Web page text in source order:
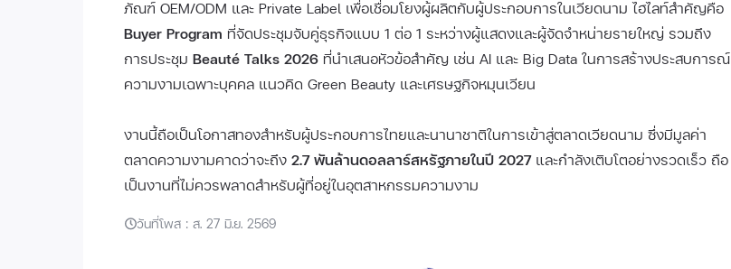
ภัณฑ์ OEM/ODM และ Private Label เพื่อเชื่อมโยงผู้ผลิตกับผู้ประกอบการในเวียดนาม ไฮไลท์สำคัญคือ
Buyer Program ที่จัดประชุมจับคู่ธุรกิจแบบ 1 ต่อ 1 ระหว่างผู้แสดงและผู้จัดจำหน่ายรายใหญ่ รวมถึง
การประชุม Beauté Talks 2026 ที่นำเสนอหัวข้อสำคัญ เช่น AI และ Big Data ในการสร้างประสบการณ์
ความงามเฉพาะบุคคล แนวคิด Green Beauty และเศรษฐกิจหมุนเวียน
งานนี้ถือเป็นโอกาสทองสำหรับผู้ประกอบการไทยและนานาชาติในการเข้าสู่ตลาดเวียดนาม ซึ่งมีมูลค่า
ตลาดความงามคาดว่าจะถึง 2.7 พันล้านดอลลาร์สหรัฐภายในปี 2027และกำลังเติบโตอย่างรวดเร็ว ถือ
เป็นงานที่ไม่ควรพลาดสำหรับผู้ที่อยู่ในอุตสาหกรรมความงาม
วันที่โพส : ส. 27 มิ.ย. 2569